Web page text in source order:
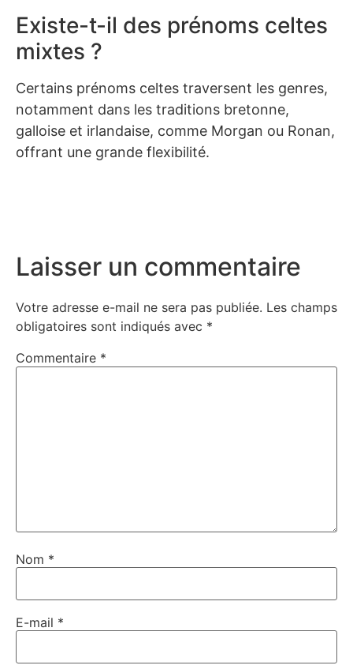
Existe-t-il des prénoms celtes
mixtes ?
Certains prénoms celtes traversent les genres,
notamment dans les traditions bretonne,
galloise et irlandaise, comme Morgan ou Ronan,
offrant une grande flexibilité.
Laisser un commentaire
Votre adresse e-mail ne sera pas publiée. Les champs
obligatoires sont indiqués avec *
Commentaire *
Nom *
E-mail *